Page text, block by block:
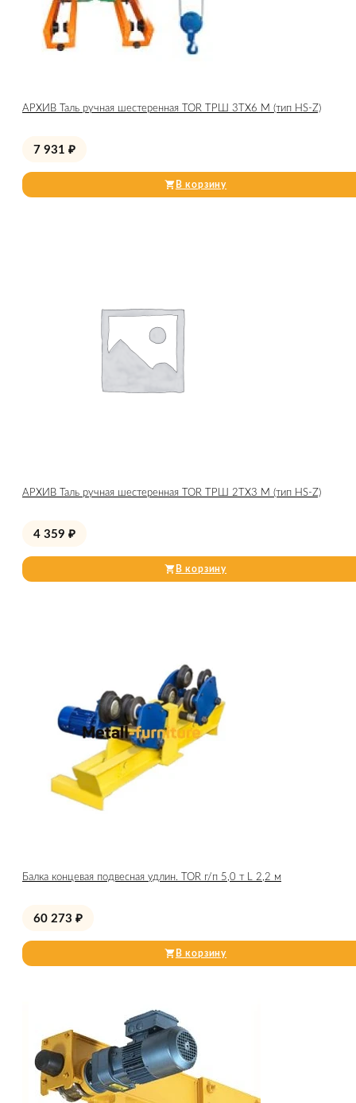
АРХИВ Таль ручная шестеренная TOR ТРШ 3ТХ6 М (тип HS-Z)
7 931 ₽
В корзину
АРХИВ Таль ручная шестеренная TOR ТРШ 2ТХ3 М (тип HS-Z)
4 359 ₽
В корзину
Балка концевая подвесная удлин. TOR г/п 5,0 т L 2,2 м
60 273 ₽
В корзину